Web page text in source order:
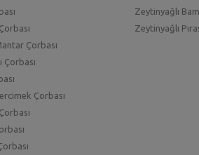
Çorbası
Çorbası
Çorbası
Zeytinyağlı
Zeytinyağlı